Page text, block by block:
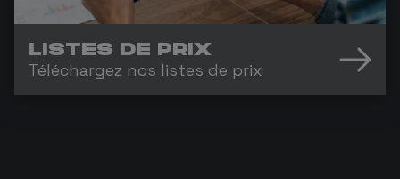
LISTES DE PRIX
Téléchargez nos listes de prix